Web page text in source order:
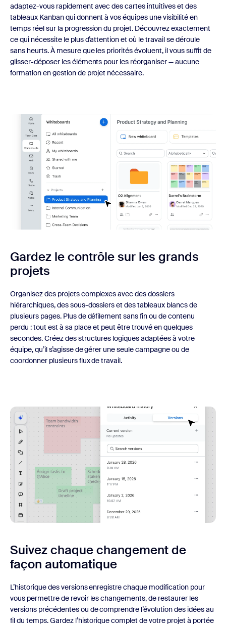
adaptez-vous rapidement avec des cartes intuitives et des
tableaux Kanban qui donnent à vos équipes une visibilité en
temps réel sur la progression du projet. Découvrez exactement
ce qui nécessite le plus d’attention et où le travail se déroule
sans heurts. À mesure que les priorités évoluent, il vous suffit de
glisser-déposer les éléments pour les réorganiser — aucune
formation en gestion de projet nécessaire.
Gardez le contrôle sur les grands
projets
Organisez des projets complexes avec des dossiers
hiérarchiques, des sous-dossiers et des tableaux blancs de
plusieurs pages. Plus de défilement sans fin ou de contenu
perdu : tout est à sa place et peut être trouvé en quelques
secondes. Créez des structures logiques adaptées à votre
équipe, qu’il s’agisse de gérer une seule campagne ou de
coordonner plusieurs flux de travail.
Suivez chaque changement de
façon automatique
L’historique des versions enregistre chaque modification pour
vous permettre de revoir les changements, de restaurer les
versions précédentes ou de comprendre l’évolution des idées au
fil du temps. Gardez l’historique complet de votre projet à portée